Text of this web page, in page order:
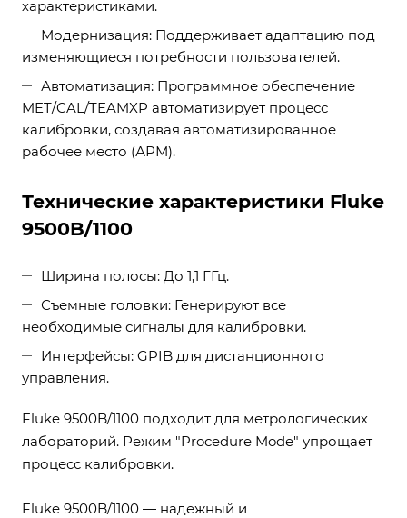
характеристиками.
Модернизация: Поддерживает адаптацию под
изменяющиеся потребности пользователей.
Автоматизация: Программное обеспечение
MET/CAL/TEAMXP автоматизирует процесс
калибровки, создавая автоматизированное
рабочее место (АРМ).
Технические характеристики Fluke
9500B/1100
Ширина полосы: До 1,1 ГГц.
Съемные головки: Генерируют все
необходимые сигналы для калибровки.
Интерфейсы: GPIB для дистанционного
управления.
Fluke 9500B/1100 подходит для метрологических
лабораторий. Режим "Procedure Mode" упрощает
процесс калибровки.
Fluke 9500B/1100 — надежный и